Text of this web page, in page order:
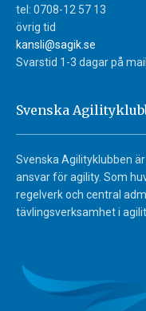
tel: 0708-12 57 13
övrig tid
kansli@sagik.se
Svarstid 1-3 dagar på
Svenska
Svenska Agilityklubben
ansvar för agility. Som
regelverk och central
tävlingsverksamhet i